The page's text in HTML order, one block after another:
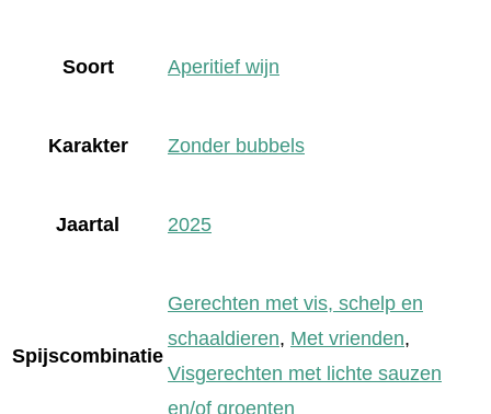
Soort Aperitief wijn
Karakter Zonder bubbels
Jaartal 2025
Spijscombinatie
Gerechten met vis, schelp en
schaaldieren, Met vrienden,
Visgerechten met lichte sauzen
en/of groenten